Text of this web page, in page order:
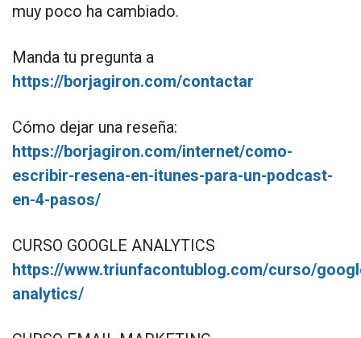
muy poco ha cambiado.
Manda tu pregunta a
https://borjagiron.com/contactar
Cómo dejar una reseña:
https://borjagiron.com/internet/como-
escribir-resena-en-itunes-para-un-podcast-
en-4-pasos/
CURSO GOOGLE ANALYTICS
https://www.triunfacontublog.com/curso/
analytics/